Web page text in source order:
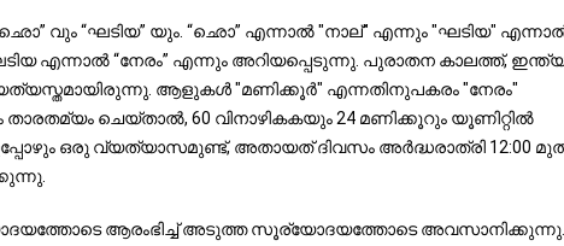
വും “ഘടിയ” യും. “ഛൊ” എന്നാൽ "നാല്" എന്നും "ഘടിയ"
എന്നാൽ “നേരം” എന്നും അറിയപ്പെടുന്നു. പുരാതന കാലത്ത്,
ആളുകൾ "മണിക്കൂർ" എന്നതിനുപകരം "നേരം"
ചെയ്താൽ, 60 വിനാഴികകയും 24 മണിക്കൂറും യൂണിറ്റിൽ
ഒരു വ്യത്യാസമുണ്ട്, അതായത് ദിവസം അർദ്ധരാത്രി 12:00
ആരംഭിച്ച് അടുത്ത സൂര്യോദയത്തോടെ അവസാനിക്കുന്നു.